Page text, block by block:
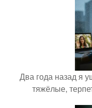
Два года назад я
тяжёлые,